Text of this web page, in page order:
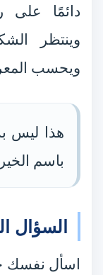
دائمًا على
وينتظر
ويحسب
هذا ليس
باسم
السؤال
اسأل نفسك